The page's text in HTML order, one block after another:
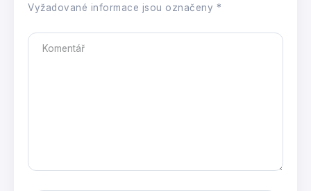
Vyžadované informace jsou označeny *